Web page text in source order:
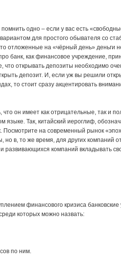
одно – если у вас есть
для простого обывателя со
отложенные на «чёрный день» деньги
банк, как финансовое учреждение,
открывать депозиты необходимо
депозит. И, если уж вы решили
то стоит сразу акцентировать
что он имеет как отрицательные, так
Так, китайский иероглиф,
Посмотрите на современный рынок
в, то же время, для других компаний
компаний вкладывать
финансового кризиса
которых можно назвать:
по ним.